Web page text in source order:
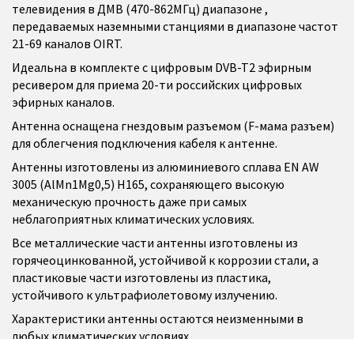
телевидения в ДМВ (470-862МГц) диапазоне ,
передаваемых наземными станциями в диапазоне частот
21-69 каналов OIRT.
Идеальна в комплекте с цифровым DVB-T2 эфирным
ресивером для приема 20-ти российских цифровых
эфирных каналов.
Антенна оснащена гнездовым разъемом (F-мама разъем)
для облегчения подключения кабеля к антенне.
Антенны изготовлены из алюминиевого сплава EN AW
3005 (AlMn1Mg0,5) H165, сохраняющего высокую
механическую прочность даже при самых
неблагоприятных климатических условиях.
Все металлические части антенны изготовлены из
горячеоцинкованной, устойчивой к коррозии стали, а
пластиковые части изготовлены из пластика,
устойчивого к ультрафиолетовому излучению.
Характеристики антенны остаются неизменными в
любых климатических условиях.